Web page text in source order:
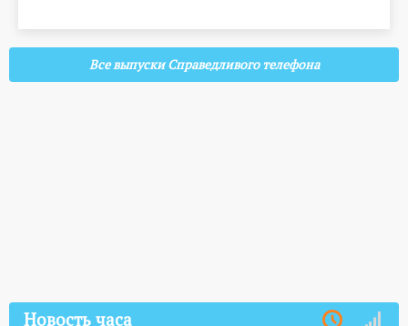
Все выпуски Справедливого телефона
Новость часа